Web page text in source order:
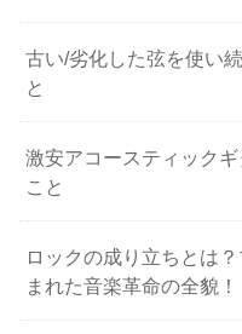
古い/劣化した弦を使い
と
激安アコースティック
こと
ロックの成り立ちとは
まれた音楽革命の全貌！